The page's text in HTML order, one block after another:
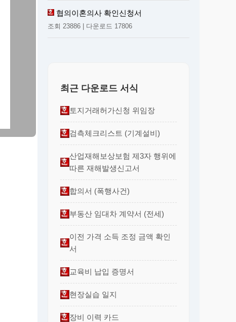
협의이혼의사 확인신청서
조회 23886 | 다운로드 17806
최근 다운로드 서식
토지거래허가신청 위임장
검측체크리스트 (기계설비)
산업재해보상보험 제3자 행위에
따른 재해발생신고서
합의서 (폭행사건)
부동산 임대차 계약서 (전세)
이전 가격 소득 조정 금액 확인
서
교육비 납입 증명서
현장실습 일지
장비 이력 카드